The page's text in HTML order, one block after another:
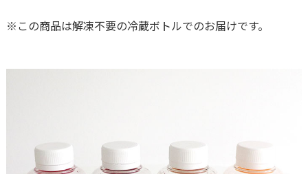
※この商品は解凍不要の冷蔵ボトルでのお届けです。